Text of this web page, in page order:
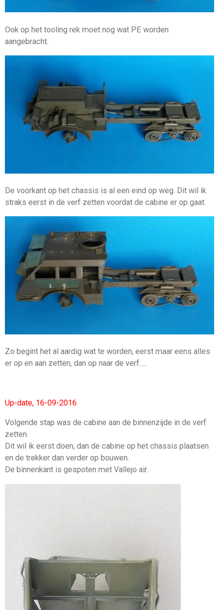
Ook op het tooling rek moet nog wat PE worden
aangebracht.
De voorkant op het chassis is al een eind op weg. Dit wil ik
straks eerst in de verf zetten voordat de cabine er op gaat.
Zo begint het al aardig wat te worden, eerst maar eens alles
er op en aan zetten, dan op naar de verf.....
Up-date, 16-09-2016
Volgende stap was de cabine aan de binnenzijde in de verf
zetten.
Dit wil ik eerst doen, dan de cabine op het chassis plaatsen
en de trekker dan verder op bouwen.
De binnenkant is gespoten met Vallejo air.